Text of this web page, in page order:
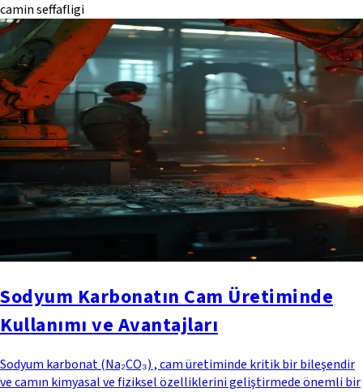
camin seffafligi
Sodyum Karbonatın Cam Üretiminde
Kullanımı ve Avantajları
Sodyum karbonat (Na₂CO₃) , cam üretiminde kritik bir bileşendir
ve camın kimyasal ve fiziksel özelliklerini geliştirmede önemli bir